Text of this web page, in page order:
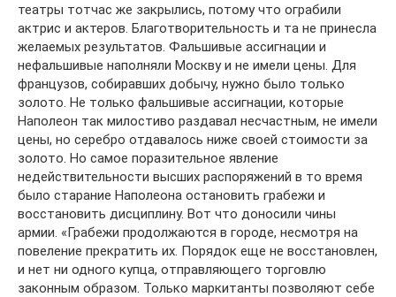
театры тотчас же закрылись, потому что ограбили
актрис и актеров. Благотворительность и та не принесла
желаемых результатов. Фальшивые ассигнации и
нефальшивые наполняли Москву и не имели цены. Для
французов, собиравших добычу, нужно было только
золото. Не только фальшивые ассигнации, которые
Наполеон так милостиво раздавал несчастным, не имели
цены, но серебро отдавалось ниже своей стоимости за
золото. Но самое поразительное явление
недействительности высших распоряжений в то время
было старание Наполеона остановить грабежи и
восстановить дисциплину. Вот что доносили чины
армии. «Грабежи продолжаются в городе, несмотря на
повеление прекратить их. Порядок еще не восстановлен,
и нет ни одного купца, отправляющего торговлю
законным образом. Только маркитанты позволяют себе